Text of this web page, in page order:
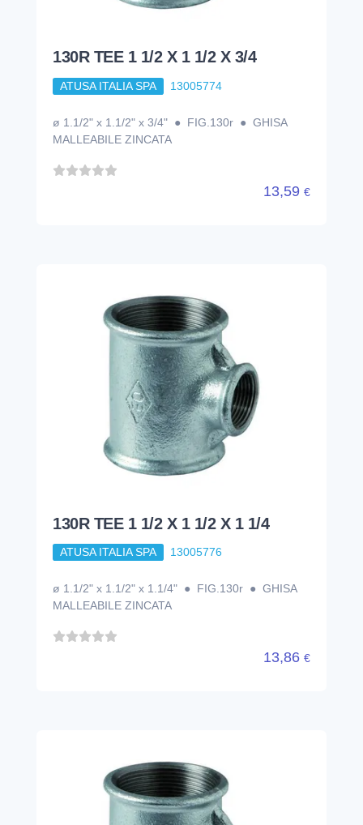
130R TEE 1 1/2 X 1 1/2 X 3/4
ATUSA ITALIA SPA 13005774
ø 1.1/2" x 1.1/2" x 3/4" ● FIG.130r ● GHISA
MALLEABILE ZINCATA
13,59 €
130R TEE 1 1/2 X 1 1/2 X 1 1/4
ATUSA ITALIA SPA 13005776
ø 1.1/2" x 1.1/2" x 1.1/4" ● FIG.130r ● GHISA
MALLEABILE ZINCATA
13,86 €